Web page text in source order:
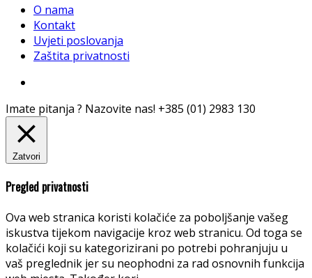
O nama
Kontakt
Uvjeti poslovanja
Zaštita privatnosti
Imate pitanja ? Nazovite nas! +385 (01) 2983 130
Zatvori
Pregled privatnosti
Ova web stranica koristi kolačiće za poboljšanje vašeg
iskustva tijekom navigacije kroz web stranicu. Od toga se
kolačići koji su kategorizirani po potrebi pohranjuju u
vaš preglednik jer su neophodni za rad osnovnih funkcija